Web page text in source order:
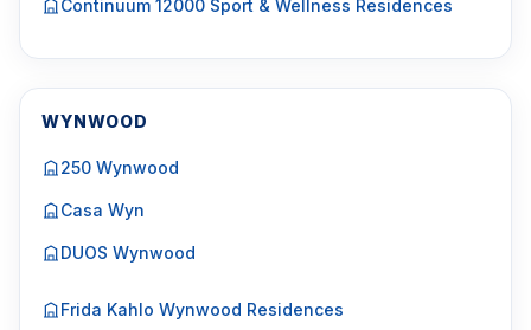
Continuum 12000 Sport & Wellness Residences
WYNWOOD
250 Wynwood
Casa Wyn
DUOS Wynwood
Frida Kahlo Wynwood Residences